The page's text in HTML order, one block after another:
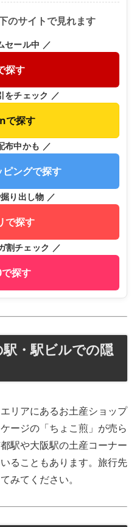
のサイトで見れます
セール中 ／
探す
をチェック ／
で探す
布中かも ／
ングで探す
り出し物 ／
で探す
割チェック ／
探す
・駅ビルでの隠
リアにあるお土産ショップ
ージの「ちょこ煎」が売ら
駅や大阪駅の土産コーナー
ることもあります。旅行先
みてください。